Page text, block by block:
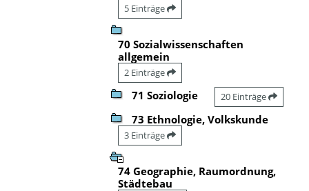
5 Einträge
70 Sozialwissenschaften
allgemein
2 Einträge
71 Soziologie 20 Einträge
73 Ethnologie, Volkskunde
3 Einträge
74 Geographie, Raumordnung,
Städtebau